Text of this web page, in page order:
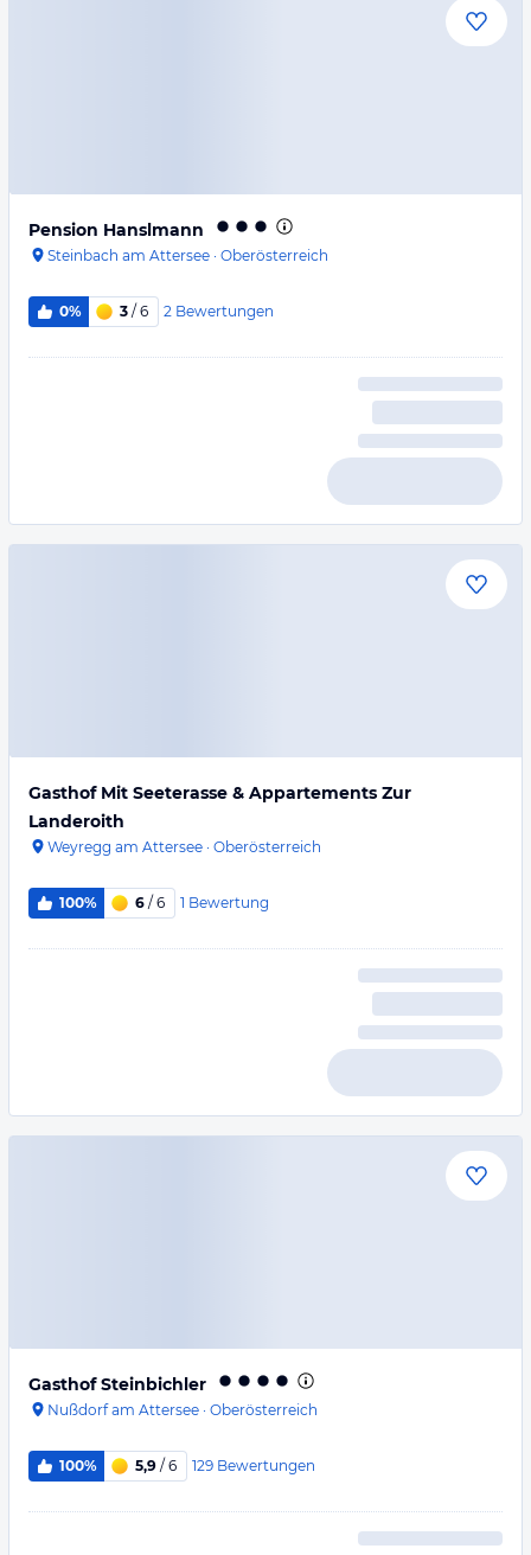
Pension Hanslmann
Steinbach am Attersee · Oberösterreich
0% 3 / 6 2 Bewertungen
Gasthof Mit Seeterasse & Appartements Zur
Landeroith
Weyregg am Attersee · Oberösterreich
100% 6 / 6 1 Bewertung
Gasthof Steinbichler
Nußdorf am Attersee · Oberösterreich
100% 5,9 / 6 129 Bewertungen